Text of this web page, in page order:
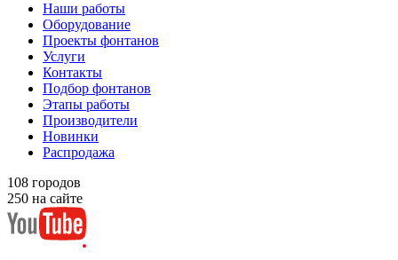
Наши работы
Оборудование
Проекты фонтанов
Услуги
Контакты
Подбор фонтанов
Этапы работы
Производители
Новинки
Распродажа
108 городов
250 на сайте